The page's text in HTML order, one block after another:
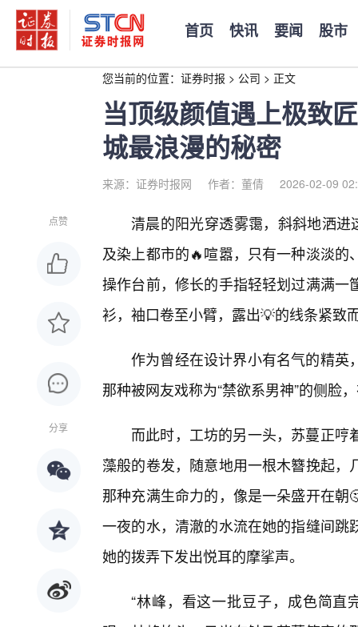
首页 快讯 要闻 股市
您当前的位置： 证券时报 > 公司 > 正文
当顶级颜值遇上极致
城最浪漫的秘密
来源：证券时报网 作者：董倩 2026-02-09
点赞
分享
清晨的阳光穿透雾霭，斜斜地洒进
及染上都市的🔥喧嚣，只有一种淡淡
操作台前，修长的手指轻轻划过满满
衫，袖口卷至小臂，露出💡的线条紧致
作为曾经在设计界小有名气的精英
那种被网友戏称为“禁欲系男神”的侧脸
而此时，工坊的另一头，苏蔓正
藻般的卷发，随意地用一根木簪挽起
那种充满生命力的，像是一朵盛开在
一夜的水，清澈的水流在她的指缝间
她的拨弄下发出悦耳的摩挲声。
“林峰，看这一批豆子，成色简直